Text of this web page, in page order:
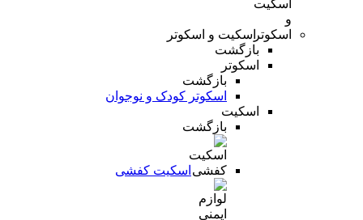
اسکیت و اسکوتر
بازگشت
اسکوتر
بازگشت
اسکوتر کودک و نوجوان
اسکیت
بازگشت
اسکیت کفشی